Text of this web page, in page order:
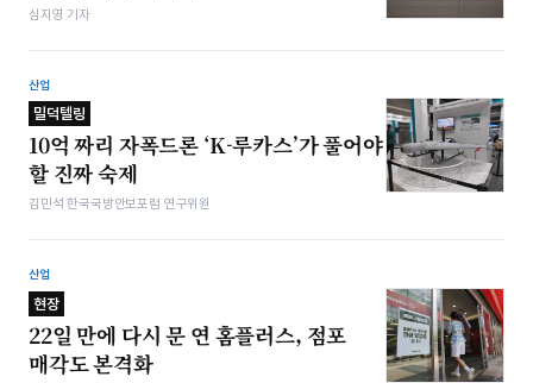
심지영 기자
산업
밀덕텔링
10억 짜리 자폭드론 ‘K-루카스’가 풀어야
할 진짜 숙제
김민석 한국국방안보포럼 연구위원
산업
현장
22일 만에 다시 문 연 홈플러스, 점포
매각도 본격화